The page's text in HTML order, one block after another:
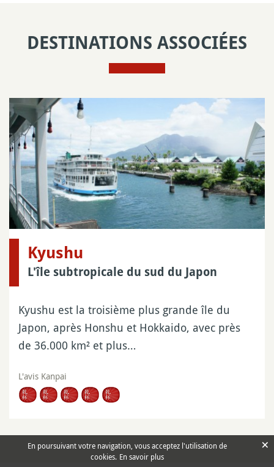
DESTINATIONS ASSOCIÉES
Kyushu
L'île subtropicale du sud du Japon
Kyushu est la troisième plus grande île du
Japon, après Honshu et Hokkaido, avec près
de 36.000 km² et plus…
L'avis Kanpai
En poursuivant votre navigation, vous acceptez l'utilisation de
cookies. En savoir plus
×